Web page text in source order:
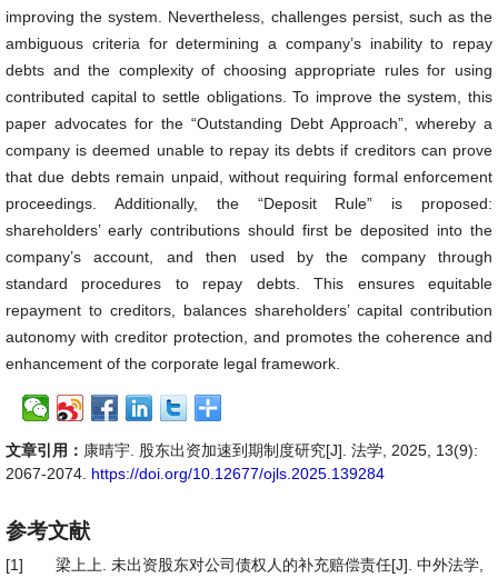
improving the system. Nevertheless, challenges persist, such as the
ambiguous criteria for determining a company’s inability to repay
debts and the complexity of choosing appropriate rules for using
contributed capital to settle obligations. To improve the system, this
paper advocates for the “Outstanding Debt Approach”, whereby a
company is deemed unable to repay its debts if creditors can prove
that due debts remain unpaid, without requiring formal enforcement
proceedings. Additionally, the “Deposit Rule” is proposed:
shareholders’ early contributions should first be deposited into the
company’s account, and then used by the company through
standard procedures to repay debts. This ensures equitable
repayment to creditors, balances shareholders’ capital contribution
autonomy with creditor protection, and promotes the coherence and
enhancement of the corporate legal framework.
文章引用： 康晴宇. 股东出资加速到期制度研究[J]. 法学, 2025, 13(9):
2067-2074. https://doi.org/10.12677/ojls.2025.139284
参考文献
[1]
梁上上. 未出资股东对公司债权人的补充赔偿责任[J]. 中外法学,